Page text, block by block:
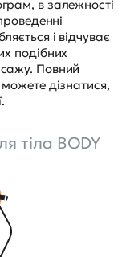
в залежності
і відчуває
подібних
Повний
дізнатися,
тіла BODY